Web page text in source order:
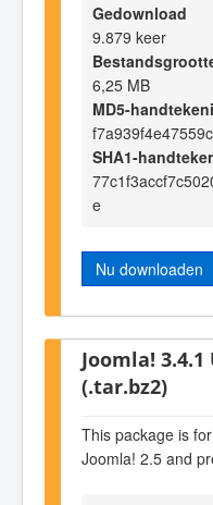
Gedownload
9.879 keer
6,25 MB
MD5-
SHA1-
e
Nu downloaden
Joomla!
(.tar.bz2)
This package is
Joomla! 2.5 and